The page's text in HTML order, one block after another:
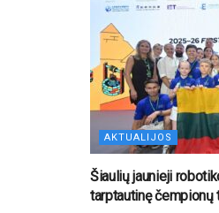
AKTUALIJOS
Šiaulių jaunieji
tarptautinę čempionų